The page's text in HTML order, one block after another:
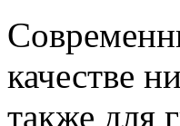
качестве
также для